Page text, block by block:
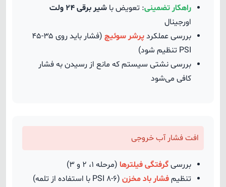
راهکار تضمینی: تعویض با شیر برقی ۲۴ ولت
اورجینال
بررسی عملکردپرشر سوئیچ
(فشار باید روی ۳۵-۴۵
PSI تنظیم شود)
بررسی نشتی سیستم که مانع از رسیدن به فشار
کافی می‌شود
افت فشار آب خروجی
بررسیگرفتگی فیلترها (مرحله ۱، ۲ و ۳)
تنظیمفشار باد مخزن (۶-۸ PSI با استفاده از تلمه)